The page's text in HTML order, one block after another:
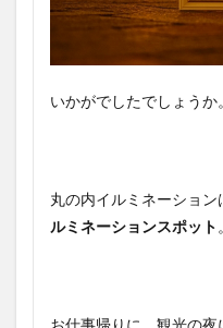
いかがでしたでしょうか。
丸の内イルミネーション
ルミネーションスポット 。
お仕事帰りに、観光の